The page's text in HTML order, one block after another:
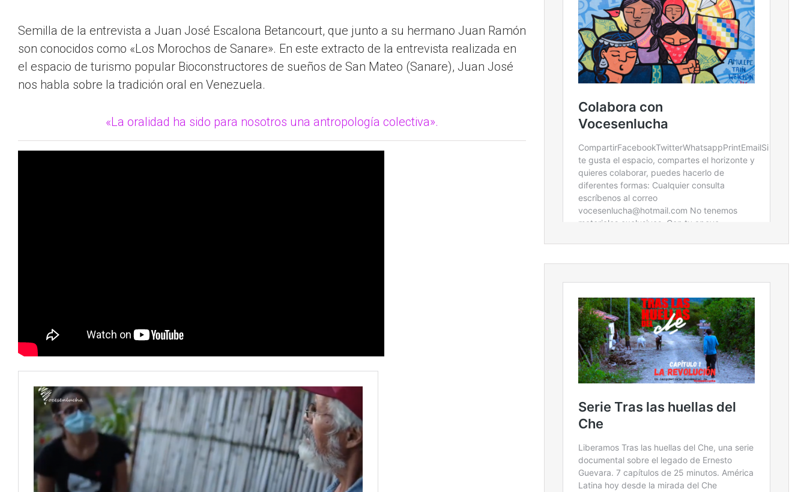
Semilla de la entrevista a Juan José Escalona Betancourt, que junto a su hermano Juan Ramón
son conocidos como «Los Morochos de Sanare». En este extracto de la entrevista realizada en
el espacio de turismo popular Bioconstructores de sueños de San Mateo (Sanare), Juan José
nos habla sobre la tradición oral en Venezuela.
«La oralidad ha sido para nosotros una antropología colectiva».